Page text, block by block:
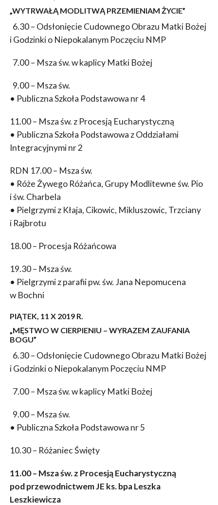
„WYTRWAŁĄ MODLITWĄ PRZEMIENIAM ŻYCIE”
6.30 – Odsłonięcie Cudownego Obrazu Matki Bożej
i Godzinki o Niepokalanym Poczęciu NMP
7.00 – Msza św. w kaplicy Matki Bożej
9.00 – Msza św.
• Publiczna Szkoła Podstawowa nr 4
11.00 – Msza św. z Procesją Eucharystyczną
• Publiczna Szkoła Podstawowa z Oddziałami
Integracyjnymi nr 2
RDN 17.00 – Msza św.
• Róże Żywego Różańca, Grupy Modlitewne św. Pio
i św. Charbela
• Pielgrzymi z Kłaja, Cikowic, Mikluszowic, Trzciany
i Rajbrotu
18.00 – Procesja Różańcowa
19.30 – Msza św.
• Pielgrzymi z parafii pw. św. Jana Nepomucena
w Bochni
PIĄTEK, 11 X 2019 R.
„MĘSTWO W CIERPIENIU – WYRAZEM ZAUFANIA
BOGU”
6.30 – Odsłonięcie Cudownego Obrazu Matki Bożej
i Godzinki o Niepokalanym Poczęciu NMP
7.00 – Msza św. w kaplicy Matki Bożej
9.00 – Msza św.
• Publiczna Szkoła Podstawowa nr 5
10.30 – Różaniec Święty
11.00 – Msza św. z Procesją Eucharystyczną
pod przewodnictwem JE ks. bpa Leszka
Leszkiewicza